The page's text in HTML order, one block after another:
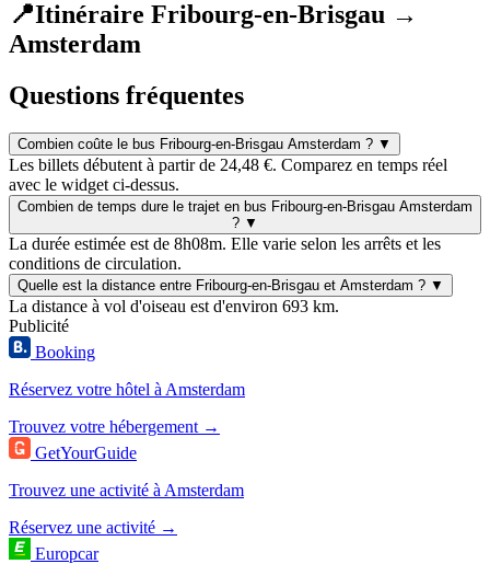
📍Itinéraire Fribourg-en-Brisgau →
Amsterdam
Questions fréquentes
Combien coûte le bus Fribourg-en-Brisgau Amsterdam ? ▼
Les billets débutent à partir de 24,48 €. Comparez en temps réel
avec le widget ci-dessus.
Combien de temps dure le trajet en bus Fribourg-en-Brisgau Amsterdam
? ▼
La durée estimée est de 8h08m. Elle varie selon les arrêts et les
conditions de circulation.
Quelle est la distance entre Fribourg-en-Brisgau et Amsterdam ? ▼
La distance à vol d'oiseau est d'environ 693 km.
Publicité
Booking
Réservez votre hôtel à Amsterdam
Trouvez votre hébergement →
GetYourGuide
Trouvez une activité à Amsterdam
Réservez une activité →
Europcar